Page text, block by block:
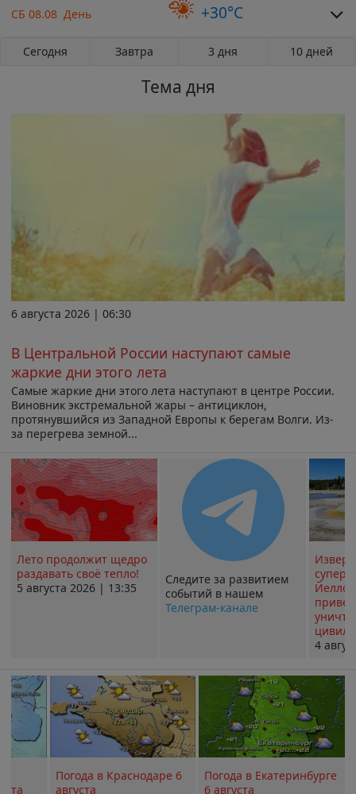
СБ 08.08 День +30°C
Сегодня Завтра 3 дня 10 дней
Тема дня
6 августа 2026 | 06:30
В Центральной России наступают самые
жаркие дни этого лета
Самые жаркие дни этого лета наступают в центре России.
Виновник экстремальной жары – антициклон,
протянувшийся из Западной Европы к берегам Волги. Из-
за перегрева земной...
Лето продолжит щедро
раздавать своё тепло!
5 августа 2026 | 13:35
Следите за развитием
событий в нашем
Телеграм-канале
4
Погода в Краснодаре 6
августа
Погода в Екатеринбурге
6 августа